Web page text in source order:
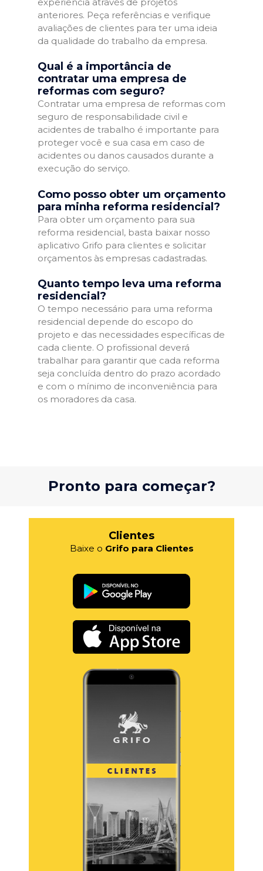
anteriores. Peça referências e verifique
avaliações de clientes para ter uma ideia
da qualidade do trabalho da empresa.
Qual é a importância de
contratar uma empresa de
reformas com seguro?
Contratar uma empresa de reformas com
seguro de responsabilidade civil e
acidentes de trabalho é importante para
proteger você e sua casa em caso de
acidentes ou danos causados durante a
execução do serviço.
Como posso obter um orçamento
para minha reforma residencial?
Para obter um orçamento para sua
reforma residencial, basta baixar nosso
aplicativo Grifo para clientes e solicitar
orçamentos às empresas cadastradas.
Quanto tempo leva uma reforma
residencial?
O tempo necessário para uma reforma
residencial depende do escopo do
projeto e das necessidades específicas de
cada cliente. O profissional deverá
trabalhar para garantir que cada reforma
seja concluída dentro do prazo acordado
e com o mínimo de inconveniência para
os moradores da casa.
Pronto para começar?
Clientes
Baixe o Grifo para Clientes